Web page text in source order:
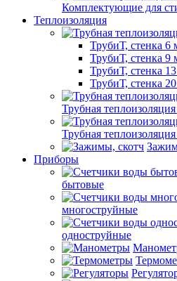
Комплектующие для
Теплоизоляция
ТрубиТ, стенка 6
ТрубиТ, стенка 9
ТрубиТ, стенка
ТрубиТ, стенка
Трубная
Трубная
Приборы
бытовые
многоструйные
одноструйные